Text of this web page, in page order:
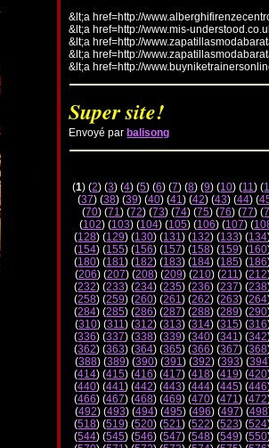
&lt;a href=http://
&lt;a href=http://www.mis-
&lt;a href=http://
&lt;a href=http://
&lt;a href=http://
Super site!
Envoyé par balisong
(1) (2) (3) (4) (5) (6) (7) (8) (9) (10) (11) (
(37) (38) (39) (40) (41) (42) (43) (44) (
(70) (71) (72) (73) (74) (75) (76) (77) (
(102) (103) (104) (105) (106) (107) (
(128) (129) (130) (131) (132) (133) (134
(154) (155) (156) (157) (158) (159) (160
(180) (181) (182) (183) (184) (185) (186
(206) (207) (208) (209) (210) (211) (212
(232) (233) (234) (235) (236) (237) (238
(258) (259) (260) (261) (262) (263) (264
(284) (285) (286) (287) (288) (289) (290
(310) (311) (312) (313) (314) (315) (316
(336) (337) (338) (339) (340) (341) (342
(362) (363) (364) (365) (366) (367) (368
(388) (389) (390) (391) (392) (393) (394
(414) (415) (416) (417) (418) (419) (420
(440) (441) (442) (443) (444) (445) (446
(466) (467) (468) (469) (470) (471) (472
(492) (493) (494) (495) (496) (497) (498
(518) (519) (520) (521) (522) (523) (524
(544) (545) (546) (547) (548) (549) (550